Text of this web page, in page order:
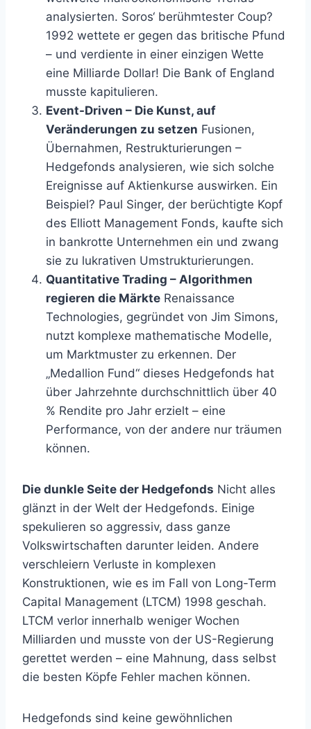
analysierten. Soros‘ berühmtester Coup?
1992 wettete er gegen das britische Pfund
– und verdiente in einer einzigen Wette
eine Milliarde Dollar! Die Bank of England
musste kapitulieren.
Event-Driven – Die Kunst, auf
Veränderungen zu setzen Fusionen,
Übernahmen, Restrukturierungen –
Hedgefonds analysieren, wie sich solche
Ereignisse auf Aktienkurse auswirken. Ein
Beispiel? Paul Singer, der berüchtigte Kopf
des Elliott Management Fonds, kaufte sich
in bankrotte Unternehmen ein und zwang
sie zu lukrativen Umstrukturierungen.
Quantitative Trading – Algorithmen
regieren die Märkte Renaissance
Technologies, gegründet von Jim Simons,
nutzt komplexe mathematische Modelle,
um Marktmuster zu erkennen. Der
„Medallion Fund“ dieses Hedgefonds hat
über Jahrzehnte durchschnittlich über 40
% Rendite pro Jahr erzielt – eine
Performance, von der andere nur träumen
können.
Die dunkle Seite der Hedgefonds Nicht alles
glänzt in der Welt der Hedgefonds. Einige
spekulieren so aggressiv, dass ganze
Volkswirtschaften darunter leiden. Andere
verschleiern Verluste in komplexen
Konstruktionen, wie es im Fall von Long-Term
Capital Management (LTCM) 1998 geschah.
LTCM verlor innerhalb weniger Wochen
Milliarden und musste von der US-Regierung
gerettet werden – eine Mahnung, dass selbst
die besten Köpfe Fehler machen können.
Hedgefonds sind keine gewöhnlichen